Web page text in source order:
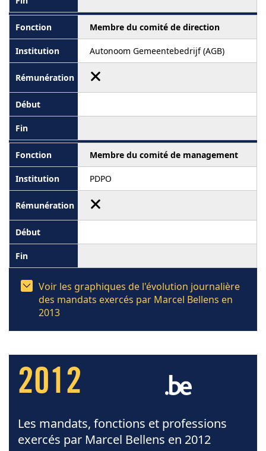
Membre du comité de direction
Autonoom Gemeentebedrijf (AGB)
Membre du comité de management
PDPO
Voir les graphiques de l'évolution journalière
des mandats exercés par Marcel Bellens en
2013
2012
Les mandats, fonctions et professions
exercés par Marcel Bellens en 2012